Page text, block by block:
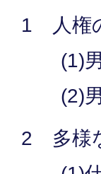
1 人権
(1)男
(2)男
2 多様